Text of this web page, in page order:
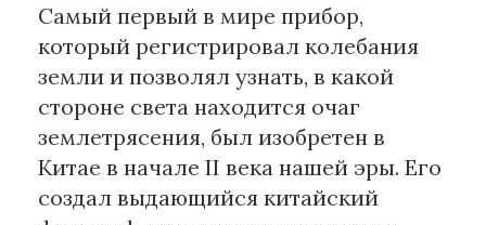
Самый первый в мире прибор,
который регистрировал колебания
земли и позволял узнать, в какой
стороне света находится очаг
землетрясения, был изобретен в
Китае в начале II века нашей эры. Его
создал выдающийся китайский